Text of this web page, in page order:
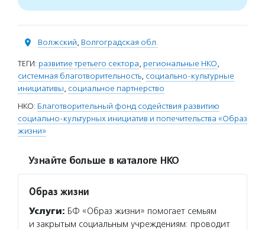
Волжский, Волгоградская обл.
ТЕГИ: развитие третьего сектора, региональные НКО,
системная благотворительность, социально-культурные
инициативы, социальное партнерство
НКО: Благотворительный фонд содействия развитию
социально-культурных инициатив и попечительства «Образ
жизни»
Узнайте больше в каталоге НКО
Образ жизни
Услуги: БФ «Образ жизни» помогает семьям
и закрытым социальным учреждениям: проводит